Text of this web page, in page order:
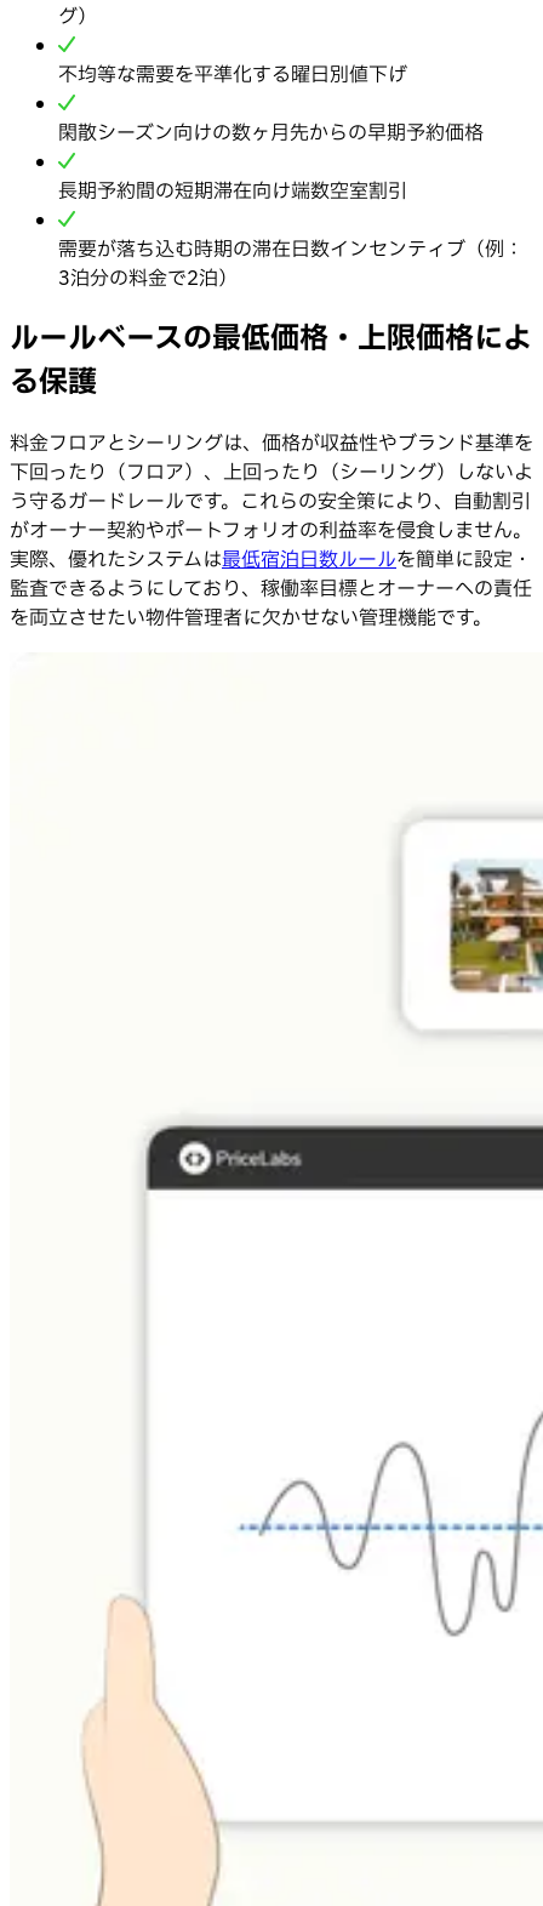
グ）
不均等な需要を平準化する曜日別値下げ
閑散シーズン向けの数ヶ月先からの早期予約価格
長期予約間の短期滞在向け端数空室割引
需要が落ち込む時期の滞在日数インセンティブ（例：
3泊分の料金で2泊）
ルールベースの最低価格・上限価格によ
る保護
料金フロアとシーリングは、価格が収益性やブランド基準を
下回ったり（フロア）、上回ったり（シーリング）しないよ
う守るガードレールです。これらの安全策により、自動割引
がオーナー契約やポートフォリオの利益率を侵食しません。
実際、優れたシステムは最低宿泊日数ルールを簡単に設定・
監査できるようにしており、稼働率目標とオーナーへの責任
を両立させたい物件管理者に欠かせない管理機能です。